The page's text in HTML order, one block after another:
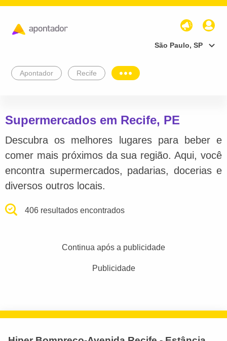
São Paulo, SP
Apontador Recife
Supermercados em Recife, PE
Descubra os melhores lugares para beber e
comer mais próximos da sua região. Aqui, você
encontra supermercados, padarias, docerias e
diversos outros locais.
406 resultados encontrados
Continua após a publicidade
Publicidade